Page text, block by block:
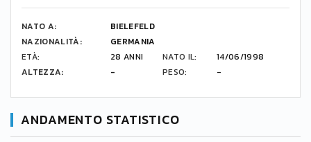
NATO A:
BIELEFELD
NAZIONALITÀ:
GERMANIA
ETÀ:
28 ANNI NATO IL:
14/06/1998
ALTEZZA:
- PESO: -
ANDAMENTO STATISTICO